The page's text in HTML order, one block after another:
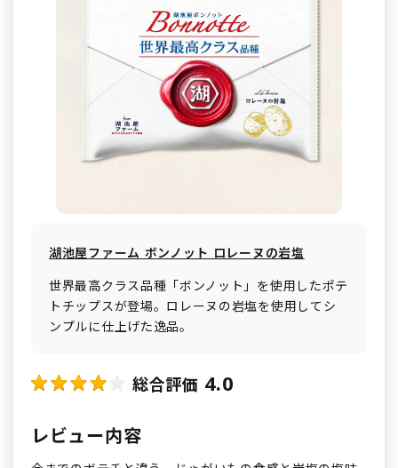
湖池屋ファーム ボンノット ロレーヌの岩塩
世界最高クラス品種「ボンノット」を使用したポテ
トチップスが登場。ロレーヌの岩塩を使用してシ
ンプルに仕上げた逸品。
総合評価 4.0
レビュー内容